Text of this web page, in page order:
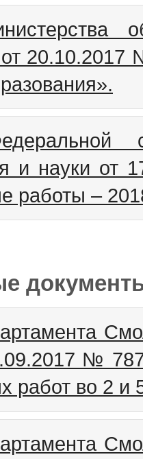
20.10.2017
и науки от
работы –
№
работ во 2 и